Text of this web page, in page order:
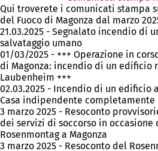
Qui troverete i comunicati stampa
del Fuoco di Magonza dal marzo
21.03.2025 - Segnalato incendio di
salvataggio umano
01/03/2025 - +++ Operazione in
di Magonza: incendio di un edificio
Laubenheim +++
02.03.2025 - Incendio di un edificio
Casa indipendente completamente
3 marzo 2025 - Resoconto
dei servizi di soccorso in
Rosenmontag a Magonza
3 marzo 2025 - Resoconto del